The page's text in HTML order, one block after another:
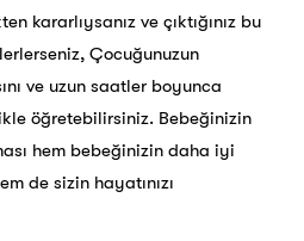
kararlıysanız ve çıktığınız bu
Çocuğunuzun
ve uzun saatler boyunca
öğretebilirsiniz. Bebeğinizin
hem bebeğinizin daha iyi
de sizin hayatınızı